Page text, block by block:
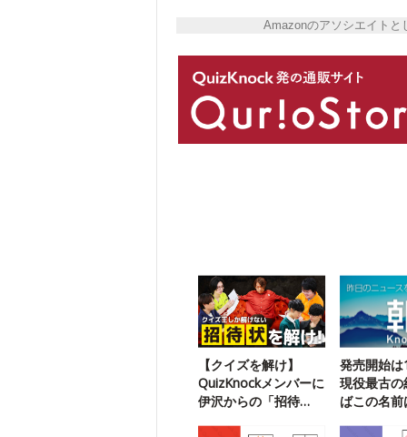
Amazonのアソシエイトと
【クイズを解け】
QuizKnockメンバーに
伊沢からの「招待
発売開始
現役最古
ばこの名前